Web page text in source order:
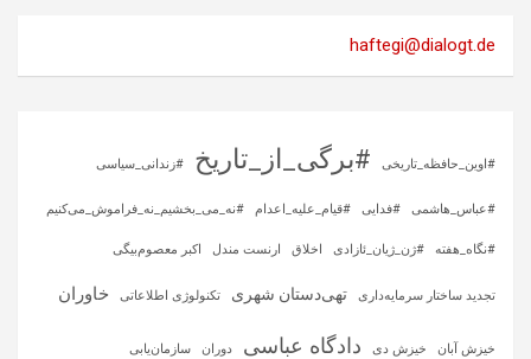
haftegi@dialogt.de
#اوین_حافظه_تاریخی #برگی_از_تاریخ #زندانی_سیاسی
#عباس_هاشمی #فدایی #قیام_علیه_اعدام #نه_می_بخشیم_نه_فراموش_می‌کنیم
#نگاه_هفته #ژن_ژیان_ئازادی اخلاق ارنست مندل اکبر معصوم‌بیگی
تجدید ساختار سرمایه‌داری تهی‌دستان شهری تکنولوژی اطلاعاتی خاوران
خیزش آبان خیزش دی دادگاه عباسی دوران سازمان‌یابی